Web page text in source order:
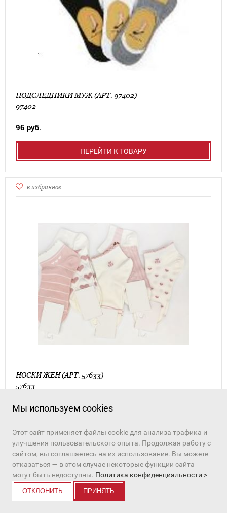
ПОДСЛЕДНИКИ МУЖ (АРТ. 97402)
97402
96 руб.
ПЕРЕЙТИ К ТОВАРУ
в избранное
НОСКИ ЖЕН (АРТ. 57633)
57633
88 руб.
ПЕРЕЙТИ К ТОВАРУ
в избранное
Мы используем cookies
Этот сайт применяет файлы cookie для анализа трафика и
улучшения пользовательского опыта. Продолжая работу с
сайтом, вы соглашаетесь на их использование. Вы можете
отказаться — в этом случае некоторые функции сайта
могут быть недоступны. Политика конфиденциальности >
ОТКЛОНИТЬ ПРИНЯТЬ